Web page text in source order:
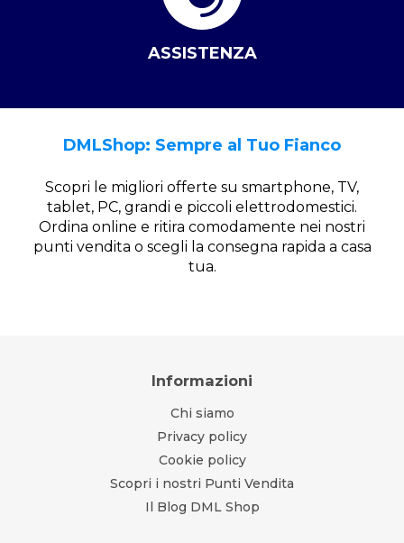
ASSISTENZA
DMLShop: Sempre al Tuo Fianco
Scopri le migliori offerte su smartphone, TV,
tablet, PC, grandi e piccoli elettrodomestici.
Ordina online e ritira comodamente nei nostri
punti vendita o scegli la consegna rapida a casa
tua.
Informazioni
Chi siamo
Privacy policy
Cookie policy
Scopri i nostri Punti Vendita
Il Blog DML Shop